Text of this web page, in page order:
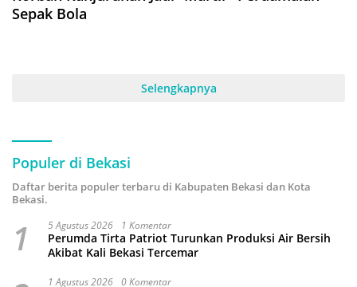
Sepak Bola
Selengkapnya
Populer di Bekasi
Daftar berita populer terbaru di Kabupaten Bekasi dan Kota
Bekasi.
1 5 Agustus 2026 1 Komentar
Perumda Tirta Patriot Turunkan Produksi Air Bersih
Akibat Kali Bekasi Tercemar
1 Agustus 2026 0 Komentar